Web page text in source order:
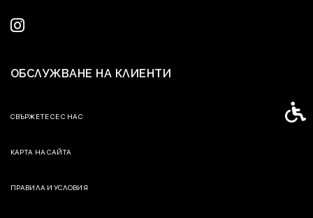
ОБСЛУЖВАНЕ НА КЛИЕНТИ
СВЪРЖЕТЕ СЕ С НАС
КАРТА НА САЙТА
ПРАВИЛА И УСЛОВИЯ